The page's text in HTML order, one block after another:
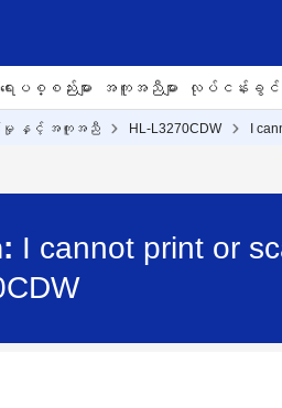
းပစ္စည်းများ အကူအညီများ လုပ်ငန်းခွင် ဖြ
င်မှု နှင့် အကူအညီ HL-L3270CDW I
I cannot print or